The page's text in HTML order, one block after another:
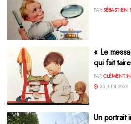
PAR SÉBASTIEN
« Le
qui fait
PAR
25 JUIN 2023
Un portrait